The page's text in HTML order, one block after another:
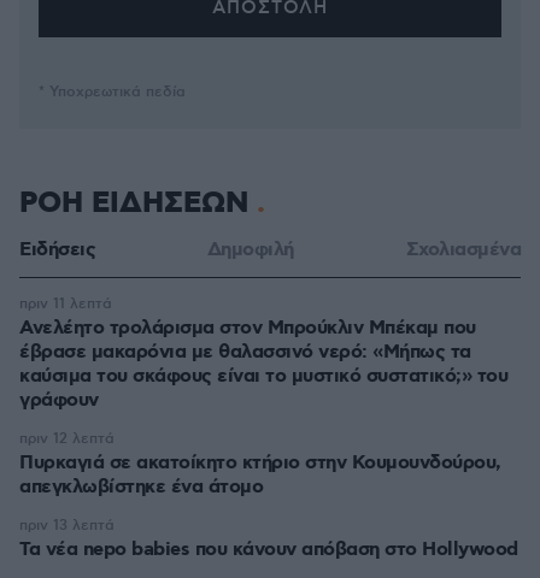
* Υποχρεωτικά πεδία
ΡΟΗ ΕΙΔΗΣΕΩΝ
Ειδήσεις Δημοφιλή Σχολιασμένα
Ανελέητο τρολάρισμα στον Μπρούκλιν Μπέκαμ που
έβρασε μακαρόνια με θαλασσινό νερό: «Μήπως τα
καύσιμα του σκάφους είναι το μυστικό συστατικό;» του
γράφουν
πριν 11 λεπτά
Πυρκαγιά σε ακατοίκητο κτήριο στην Κουμουνδούρου,
απεγκλωβίστηκε ένα άτομο
πριν 12 λεπτά
Τα νέα nepo babies που κάνουν απόβαση στο Hollywood
πριν 13 λεπτά